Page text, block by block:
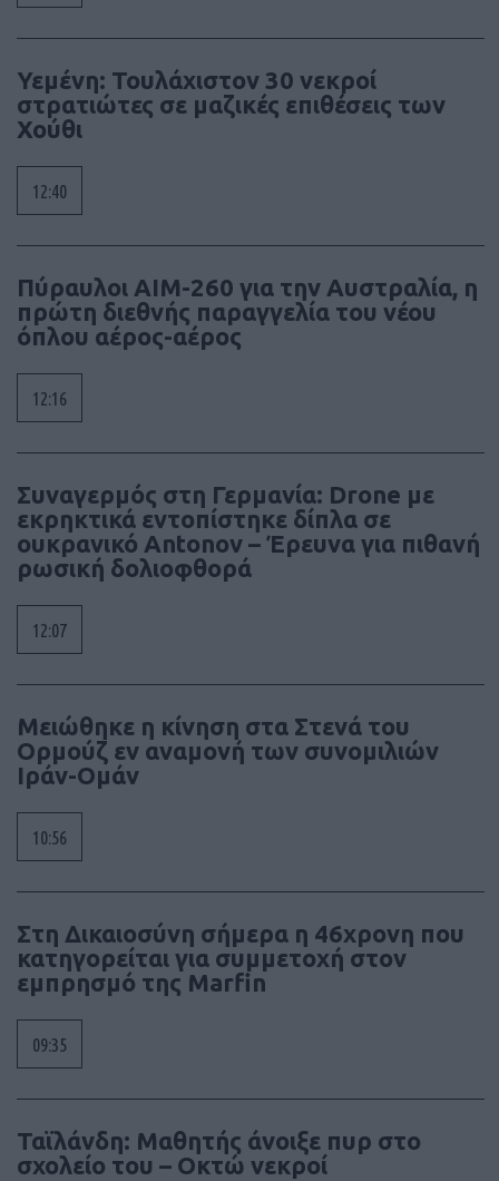
Υεμένη: Τουλάχιστον 30 νεκροί
στρατιώτες σε μαζικές επιθέσεις των
Χούθι
12:40
Πύραυλοι AIM-260 για την Αυστραλία, η
πρώτη διεθνής παραγγελία του νέου
όπλου αέρος-αέρος
12:16
Συναγερμός στη Γερμανία: Drone με
εκρηκτικά εντοπίστηκε δίπλα σε
ουκρανικό Antonov – Έρευνα για πιθανή
ρωσική δολιοφθορά
12:07
Μειώθηκε η κίνηση στα Στενά του
Ορμούζ εν αναμονή των συνομιλιών
Ιράν-Ομάν
10:56
Στη Δικαιοσύνη σήμερα η 46χρονη που
κατηγορείται για συμμετοχή στον
εμπρησμό της Marfin
09:35
Ταϊλάνδη: Μαθητής άνοιξε πυρ στο
σχολείο του – Οκτώ νεκροί